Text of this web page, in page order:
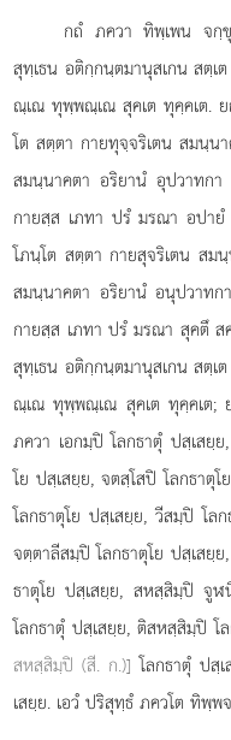
กถํ ภควา ทิพฺเพน จกฺ
สุทฺเธน อติกฺกนฺตมานุสเกน สตฺ
ณฺเณ ทุพฺพณฺเณ สุคเต ทุคฺคเต. ย
โต สตฺตา กายทุจฺจริเตน สมนฺน
สมนฺนาคตา อริยานํ อุปวาทก
กายสฺส เภทา ปรํ มรณา อปา
โภนฺโต สตฺตา กายสุจริเตน สม
สมนฺนาคตา อริยานํ อนุปวาทก
กายสฺส เภทา ปรํ มรณา สุคตึ ส
สุทฺเธน อติกฺกนฺตมานุสเกน สตฺ
ณฺเณ ทุพฺพณฺเณ สุคเต ทุคฺคเต;
ภควา เอกมฺปิ โลกธาตุํ ปสฺเสยฺ
โยปสฺเสยฺย, จตสฺโสปิ โลกธาตุ
โลกธาตุโย ปสฺเสยฺย, วีสมฺปิ โล
จตฺตาลีสมฺปิ โลกธาตุโย ปสฺเสยฺ
ธาตุโย ปสฺเสยฺย, สหสฺสิมฺปิ จู
โลกธาตุํ ปสฺเสยฺย, ติสหสฺสิมฺปิ
สหสฺสิมฺปิ (สี. ก.)] โลกธาตุํ ปสฺ
เสยฺย. เอวํ ปริสุทฺธํ ภควโต ทิพฺ